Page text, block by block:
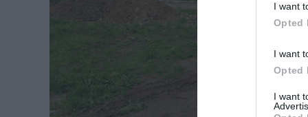
I want
Opted
I want
Opted
I want